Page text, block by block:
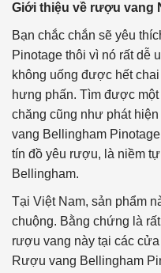
Giới thiệu về rượu vang
Bạn chắc chắn sẽ yêu
Pinotage thôi vì nó rất dễ
không uống được hết
hưng phấn. Tìm được
chăng cũng như phát
vang Bellingham
tín đồ yêu rượu, là niềm
Bellingham.
Tại Việt Nam, sản phẩm
chuộng. Bằng chứng là
rượu vang này tại các
Rượu vang Bellingham